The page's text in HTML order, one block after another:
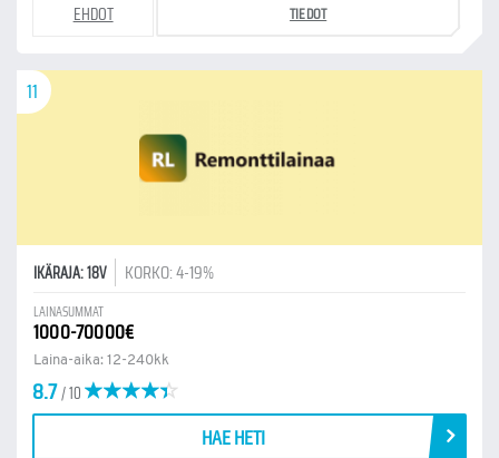
EHDOT TIEDOT
11
IKÄRAJA: 18V KORKO: 4-19%
LAINASUMMAT
1000-70000€
Laina-aika: 12-240kk
8.7/ 10
HAE HETI